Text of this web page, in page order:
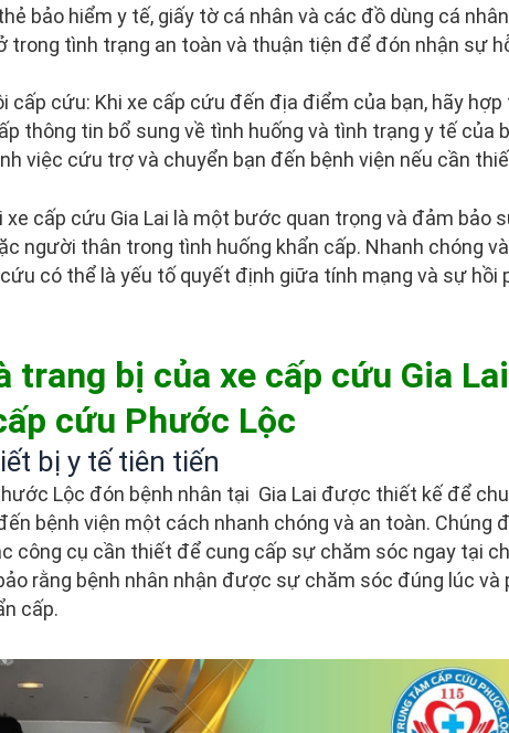
bảo hiểm y tế, giấy tờ cá nhân và các đồ dùng cá
trong tình trạng an toàn và thuận tiện để đón nhận sự
cấp cứu: Khi xe cấp cứu đến địa điểm của bạn, hãy
thông tin bổ sung về tình huống và tình trạng y tế của
việc cứu trợ và chuyển bạn đến bệnh viện nếu cần
xe cấp cứu Gia Lai là một bước quan trọng và đảm bảo
người thân trong tình huống khẩn cấp. Nhanh chóng
có thể là yếu tố quyết định giữa tính mạng và sự hồi
trang bị của xe cấp cứu Gia
cứu Phước Lộc
bị y tế tiên tiến
Lộc đón bệnh nhân tại Gia Lai được thiết kế để
bệnh viện một cách nhanh chóng và an toàn. Chúng
công cụ cần thiết để cung cấp sự chăm sóc ngay tại
rằng bệnh nhân nhận được sự chăm sóc đúng lúc và
cấp.